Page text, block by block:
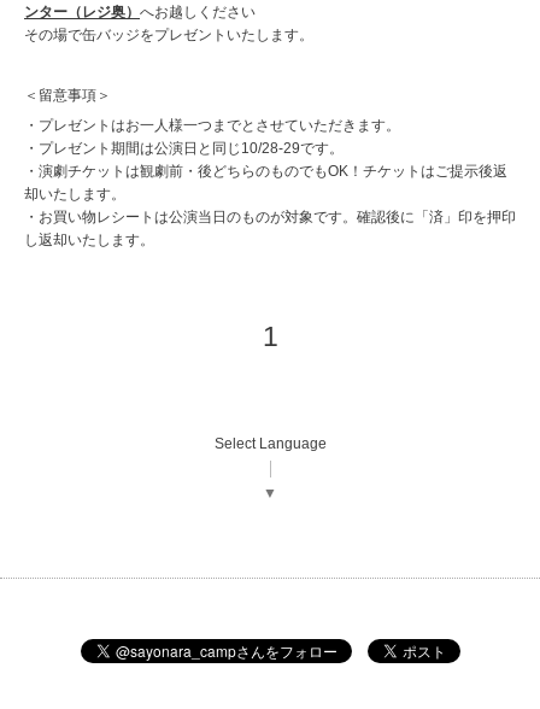
ンター（レジ奥） へお越しください
その場で缶バッジをプレゼントいたします。
＜留意事項＞
・プレゼントはお一人様一つまでとさせていただきます。
・プレゼント期間は公演日と同じ10/28-29です。
・演劇チケットは観劇前・後どちらのものでもOK！チケットはご提示後返
却いたします。
・お買い物レシートは公演当日のものが対象です。確認後に「済」印を押印
し返却いたします。
1
Select Language
▼